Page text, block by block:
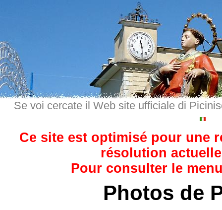
Se voi cercate il Web site ufficiale di
Ce site est optimisé pour une
résolution
Pour consulter le
Photos de